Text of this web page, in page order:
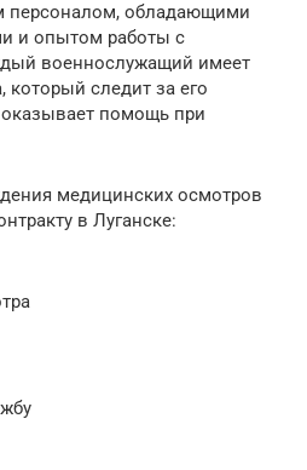
персоналом, обладающими
и опытом работы с
военнослужащий имеет
который следит за его
помощь при
медицинских осмотров
в Луганске: